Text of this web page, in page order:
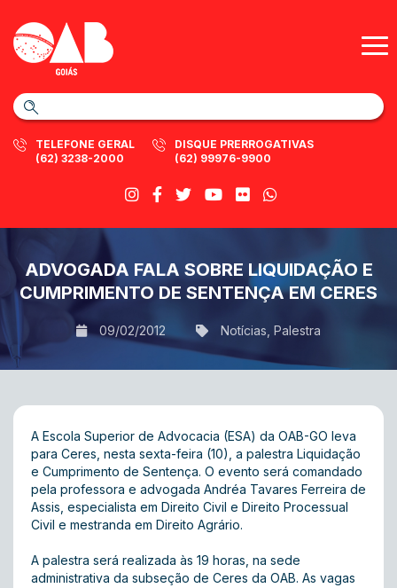
TELEFONE GERAL
(62) 3238-2000
DISQUE PRERROGATIVAS
(62) 99976-9900
ADVOGADA FALA SOBRE LIQUIDAÇÃO E
CUMPRIMENTO DE SENTENÇA EM CERES
09/02/2012 Notícias Palestra
A Escola Superior de Advocacia (ESA) da OAB-GO leva
para Ceres, nesta sexta-feira (10), a palestra Liquidação
e Cumprimento de Sentença. O evento será comandado
pela professora e advogada Andréa Tavares Ferreira de
Assis, especialista em Direito Civil e Direito Processual
Civil e mestranda em Direito Agrário.
A palestra será realizada às 19 horas, na sede
administrativa da subseção de Ceres da OAB. As vagas